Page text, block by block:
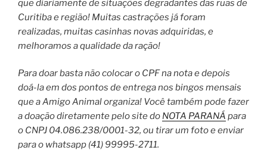
que diariamente de situações degradantes das ruas de
Curitiba e região! Muitas castrações já foram
realizadas, muitas casinhas novas adquiridas, e
melhoramos a qualidade da ração!
Para doar basta não colocar o CPF na nota e depois
doá-la em dos pontos de entrega nos bingos mensais
que a Amigo Animal organiza! Você também pode fazer
a doação diretamente pelo site do NOTA PARANÁ para
o CNPJ 04.086.238/0001-32, ou tirar um foto e enviar
para o whatsapp (41) 99995-2711.